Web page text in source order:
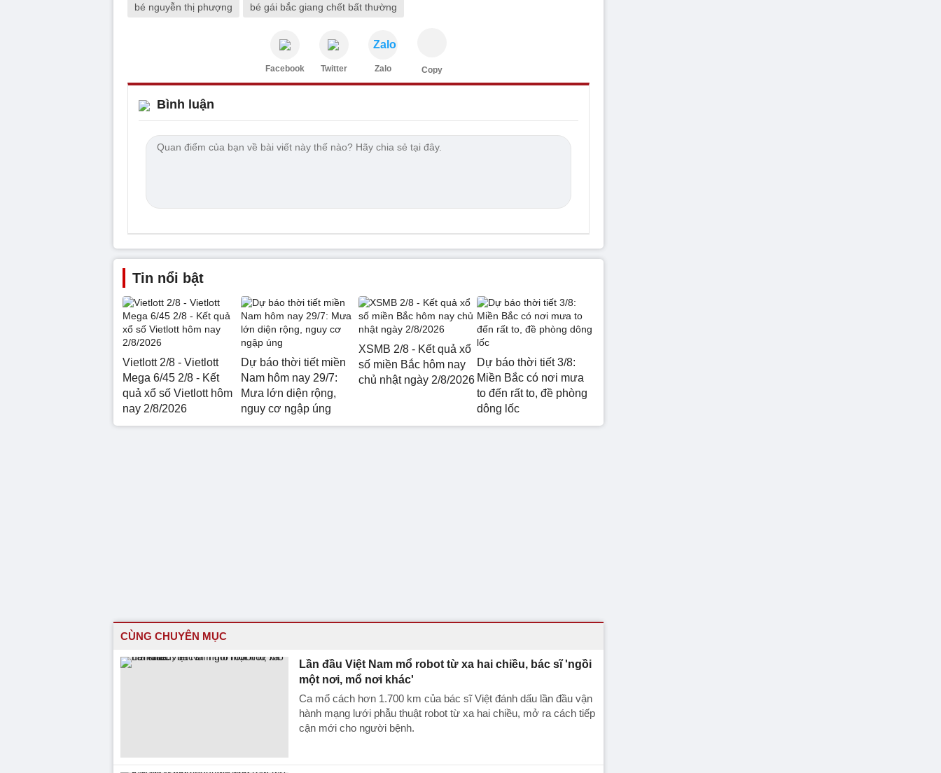
bé nguyễn thị phượng bé gái bắc giang chết bất thường
Facebook Twitter
Zalo
Zalo Copy
Bình luận
Tin nổi bật
Vietlott 2/8 - Vietlott
Mega 6/45 2/8 - Kết
quả xổ số Vietlott hôm
nay 2/8/2026
Dự báo thời tiết miền
Nam hôm nay 29/7:
Mưa lớn diện rộng,
nguy cơ ngập úng
XSMB 2/8 - Kết quả xổ
số miền Bắc hôm nay
chủ nhật ngày 2/8/2026
Dự báo thời tiết 3/8:
Miền Bắc có nơi mưa
to đến rất to, đề phòng
dông lốc
CÙNG CHUYÊN MỤC
Lần đầu Việt Nam mổ robot từ xa hai chiều, bác sĩ 'ngồi
một nơi, mổ nơi khác'
Ca mổ cách hơn 1.700 km của bác sĩ Việt đánh dấu lần đầu vận
hành mạng lưới phẫu thuật robot từ xa hai chiều, mở ra cách tiếp
cận mới cho người bệnh.